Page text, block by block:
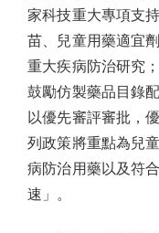
家科技重大專項支
苗、兒童用藥適宜
重大疾病防治研究
鼓勵仿製藥品目錄
以優先審評審批，
列政策將重點為兒
病防治用藥以及符
速」。